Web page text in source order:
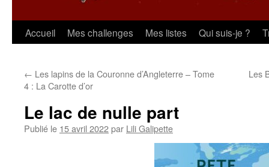
Aller
contenu
Accueil Mes challenges Mes listes Qui suis-je ?
← Les lapins de la Couronne d’Angleterre – Tome
4 : La Carotte d’or
Les
Le lac de nulle part
Publié le 15 avril 2022par Lili Galipette